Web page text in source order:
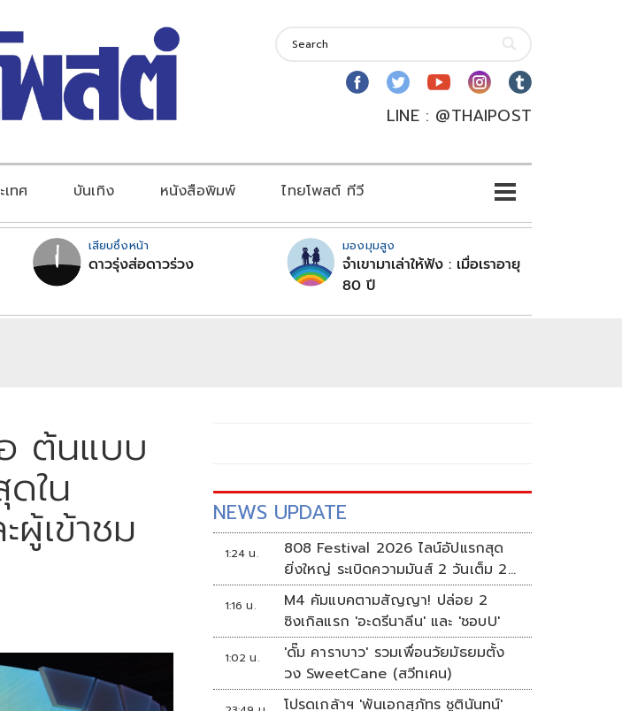
LINE : @THAIPOST
เทศ บันเทิง หนังสือพิมพ์ ไทยโพสต์ ทีวี
เสียบซึ่งหน้า
ดาวรุ่งส่อดาวร่วง
มองมุมสูง
จำเขามาเล่าให้ฟัง : เมื่อเราอายุ
80 ปี
ต้นแบบ
ใน
ผู้เข้าชม NEWS UPDATE
1:24 น.
808 Festival 2026 ไลน์อัปแรกสุด
ยิ่งใหญ่ ระเบิดความมันส์ 2 วันเต็ม 2-
3 ต.ค.นี้
1:16 น.
M4 คัมแบคตามสัญญา! ปล่อย 2
ซิงเกิลแรก 'อะดรีนาลีน' และ 'ชอบU'
1:02 น.
'ดั๊ม คาราบาว' รวมเพื่อนวัยมัธยมตั้ง
วง SweetCane (สวีทเคน)
โปรดเกล้าฯ 'พันเอกสุภัทร ชูตินันทน์'